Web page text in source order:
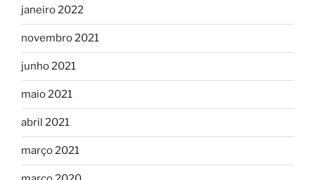
janeiro 2022
novembro 2021
junho 2021
maio 2021
abril 2021
março 2021